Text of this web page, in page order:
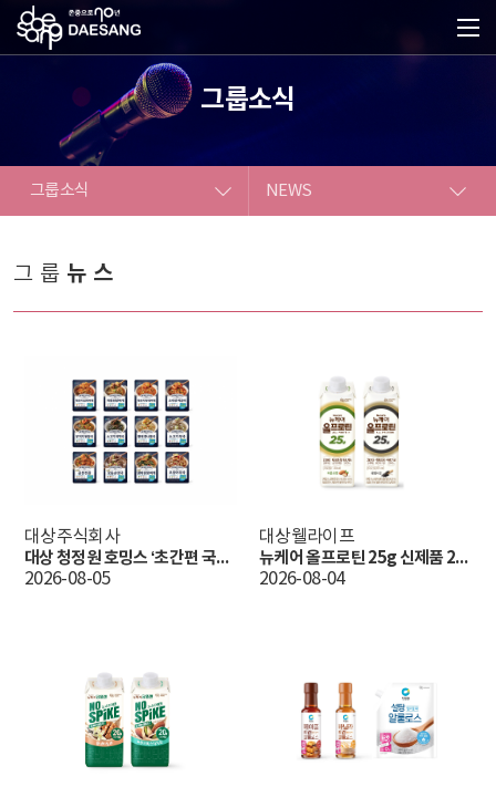
그룹소식
그룹소식
그룹소식
NEWS
그룹 뉴스
대상주식회사
대상 청정원 호밍스 ‘초간편 국물요리’, 출시 1년 만에 누적 판매 100만 봉 돌파
2026-08-05
대상웰라이프
뉴케어 올프로틴 25g 신제품 2종 출시
2026-08-04